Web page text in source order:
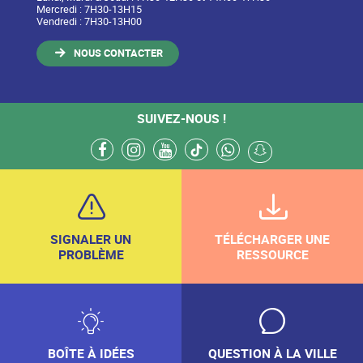
Mercredi : 7H30-13H15
Vendredi : 7H30-13H00
NOUS CONTACTER
SUIVEZ-NOUS !
facebookinstagram
youtube
tiktokwhatsappsnapchat
SIGNALER UN
PROBLÈME
TÉLÉCHARGER UNE
RESSOURCE
BOÎTE À IDÉES QUESTION À LA VILLE